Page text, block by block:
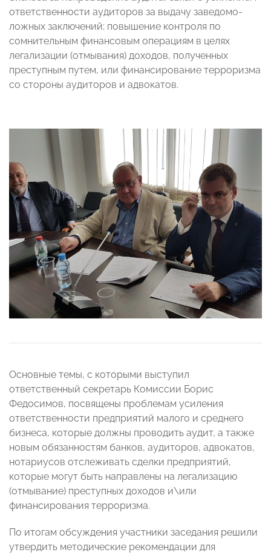
ответственности аудиторов за выдачу заведомо-
ложных заключений; повышение контроля по
сомнительным финансовым операциям в целях
легализации (отмывания) доходов, полученных
преступным путем, или финансирование терроризма
со стороны аудиторов и адвокатов.
Основные темы, с которыми выступил
ответственный секретарь Комиссии Борис
Федосимов, посвящены проблемам усиления
ответственности предприятий малого и среднего
бизнеса, которые должны проводить аудит, а также
новым обязанностям банков, аудиторов, адвокатов,
нотариусов отслеживать сделки предприятий,
которые могут быть направлены на легализацию
(отмывание) преступных доходов и\или
финансирования терроризма.
По итогам обсуждения участники заседания решили
утвердить методические рекомендации для